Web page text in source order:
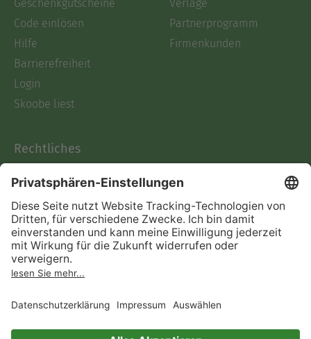
Geschenkgutscheine
Code einlösen
Hilfe
Barrierefreiheit
Login
Skoobe liest
Verlage
Partnerprogramm
Firmenkunden
Rechtliches
AGB
Informationen nach Data
Act
Verträge hier kündigen
Impressum